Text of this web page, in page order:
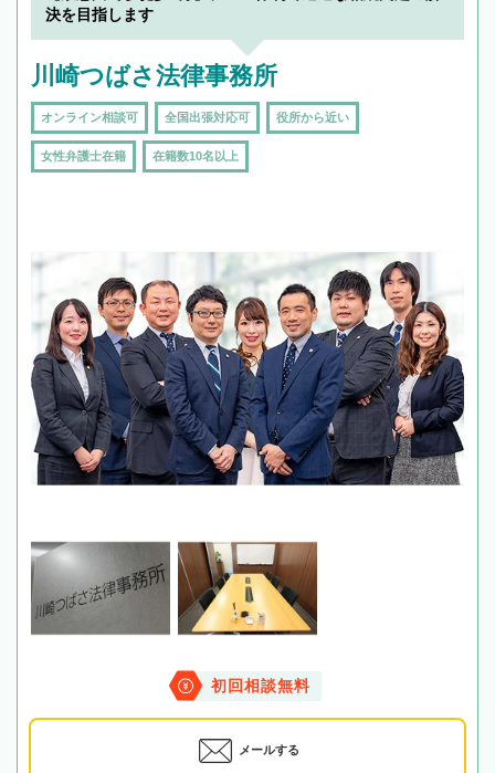
決を目指します
川崎つばさ法律事務所
オンライン相談可 全国出張対応可 役所から近い
女性弁護士在籍 在籍数10名以上
初回相談無料
メールする